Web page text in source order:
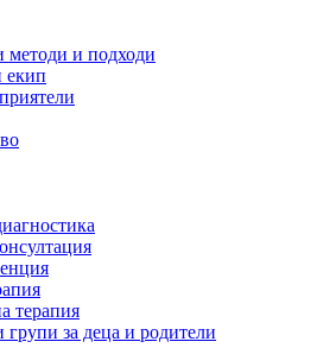
методи и подходи
екип
терапия
групи за деца и родители